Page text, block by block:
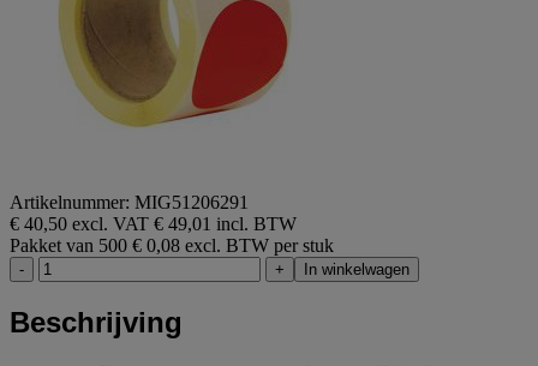
Artikelnummer: MIG51206291
€ 40,50 excl. VAT € 49,01 incl. BTW
Pakket van 500 € 0,08 excl. BTW per stuk
- + In winkelwagen
Beschrijving